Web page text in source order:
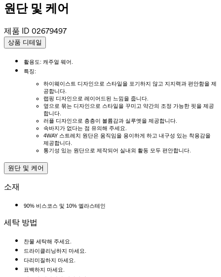
원단 및 케어
제품 ID 02679497
상품 디테일
활용도: 캐주얼 웨어.
특징:
하이웨이스트 디자인으로 스타일을 포기하지 않고 지지력과 편안함을 제
공합니다.
랩핑 디자인으로 레이어드된 느낌을 줍니다.
옆으로 묶는 디자인으로 스타일을 꾸미고 약간의 조정 가능한 핏을 제공
합니다.
러플 디자인으로 층층이 볼륨감과 실루엣을 제공합니다.
속바지가 없다는 점 유의해 주세요.
4WAY 스트레치 원단은 움직임을 용이하게 하고 내구성 있는 착용감을
제공합니다.
통기성 있는 원단으로 제작되어 실내외 활동 모두 편안합니다.
원단 및 케어
소재
90% 비스코스 및 10% 엘라스테인
세탁 방법
찬물 세탁해 주세요.
드라이클리닝하지 마세요.
다리미질하지 마세요.
표백하지 마세요.